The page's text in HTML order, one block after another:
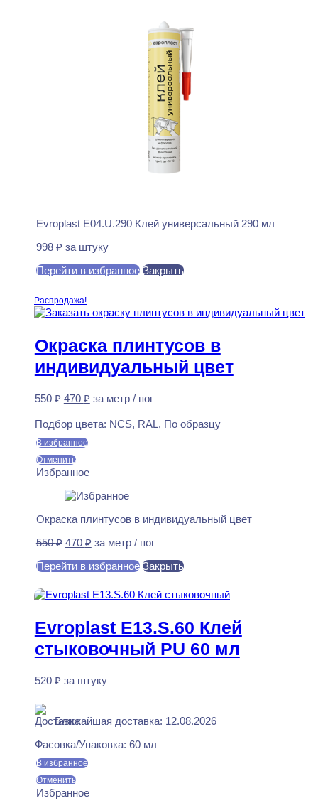
Evroplast E04.U.290 Клей универсальный 290 мл
998 ₽ за штуку
Перейти в избранное Закрыть
Распродажа!
Окраска плинтусов в
индивидуальный цвет
550₽ Первоначальная
составляла
550 ₽.
470 ₽Текущая
470 ₽.
за метр / пог
Подбор цвета: NCS, RAL, По образцу
В избранное
Отменить
Избранное
Окраска плинтусов в индивидуальный цвет
550₽ Первоначальная
составляла
470 ₽Текущая
470 ₽.
за метр / пог
Перейти в избранное Закрыть
Evroplast E13.S.60 Клей
стыковочный PU 60 мл
520 ₽ за штуку
Ближайшая доставка: 12.08.2026
Фасовка/Упаковка: 60 мл
В избранное
Отменить
Избранное